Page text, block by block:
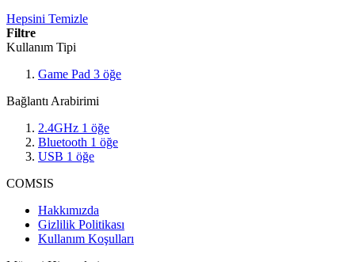
Hepsini Temizle
Filtre
Kullanım Tipi
Game Pad 3 öğe
Bağlantı Arabirimi
2.4GHz 1 öğe
Bluetooth 1 öğe
USB 1 öğe
COMSIS
Hakkımızda
Gizlilik Politikası
Kullanım Koşulları